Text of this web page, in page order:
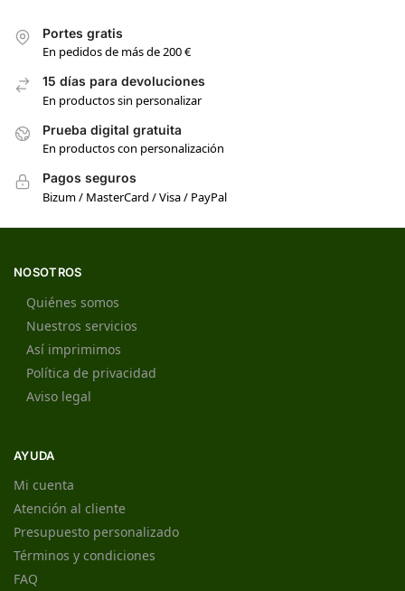
Portes gratis
En pedidos de más de 200 €
15 días para devoluciones
En productos sin personalizar
Prueba digital gratuita
En productos con personalización
Pagos seguros
Bizum / MasterCard / Visa / PayPal
NOSOTROS
Quiénes somos
Nuestros servicios
Así imprimimos
Política de privacidad
Aviso legal
AYUDA
Mi cuenta
Atención al cliente
Presupuesto personalizado
Términos y condiciones
FAQ